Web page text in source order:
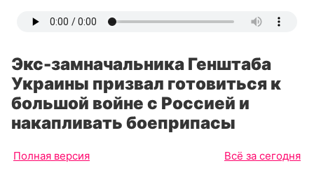
Экс-замначальника Генштаба
Украины призвал готовиться к
большой войне с Россией и
накапливать боеприпасы
Полная версия Всё за сегодня